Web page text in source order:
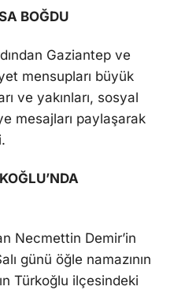
BOĞDU
Gaziantep ve
mensupları büyük
ve yakınları, sosyal
mesajları paylaşarak
Necmettin Demir’in
günü öğle namazının
Türkoğlu ilçesindeki